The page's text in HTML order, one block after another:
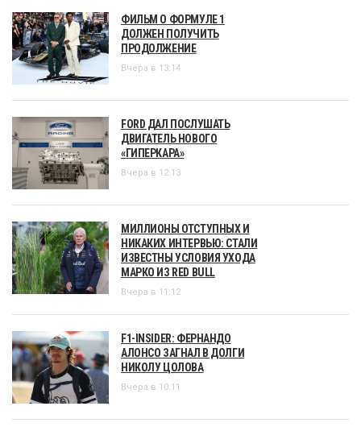
ФИЛЬМ О ФОРМУЛЕ 1
ДОЛЖЕН ПОЛУЧИТЬ
ПРОДОЛЖЕНИЕ
Вчера в 13:14
FORD ДАЛ ПОСЛУШАТЬ
ДВИГАТЕЛЬ НОВОГО
«ГИПЕРКАРА»
Вчера в 12:13
МИЛЛИОНЫ ОТСТУПНЫХ И
НИКАКИХ ИНТЕРВЬЮ: СТАЛИ
ИЗВЕСТНЫ УСЛОВИЯ УХОДА
МАРКО ИЗ RED BULL
Вчера в 11:12
F1-INSIDER: ФЕРНАНДО
АЛОНСО ЗАГНАЛ В ДОЛГИ
НИКОЛУ ЦОЛОВА
Вчера в 10:11